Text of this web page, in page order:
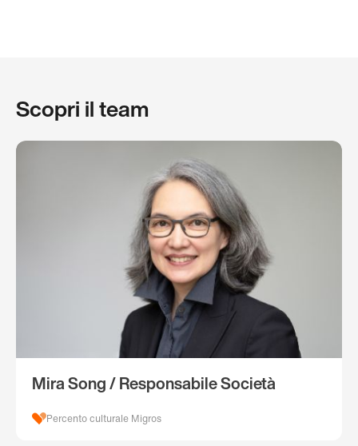
Scopri il team
Mira Song / Responsabile Società
Percento culturale Migros